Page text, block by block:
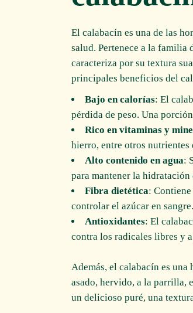
El calabacín es una de las
salud. Pertenece a la familia
caracteriza por su textura
principales beneficios del
Bajo en calorías: El
pérdida de peso. Una
Rico en vitaminas y
hierro, entre otros nutrientes
Alto contenido en agua:
para mantener la hidratación
Fibra dietética:
controlar el azúcar en sangre.
Antioxidantes: El
contra los radicales libres y
Además, el calabacín es
asado, hervido, a la parrilla,
un delicioso puré, una